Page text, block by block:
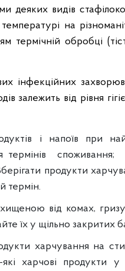
деяких видів
температурі на
термічній обробці
інфекційних
залежить від рівня
і напоїв при
термінів споживання;
продукти
термін.
від комах,
їх у щільно закритих
харчування на
харчові продукти у